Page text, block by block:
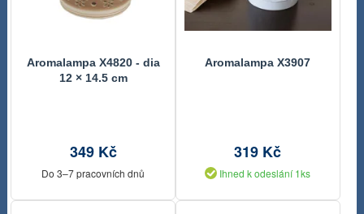
Aromalampa X4820 - dia
12 × 14.5 cm
349 Kč
Do 3–7 pracovních dnů
Aromalampa X3907
319 Kč
Ihned k odeslání 1ks